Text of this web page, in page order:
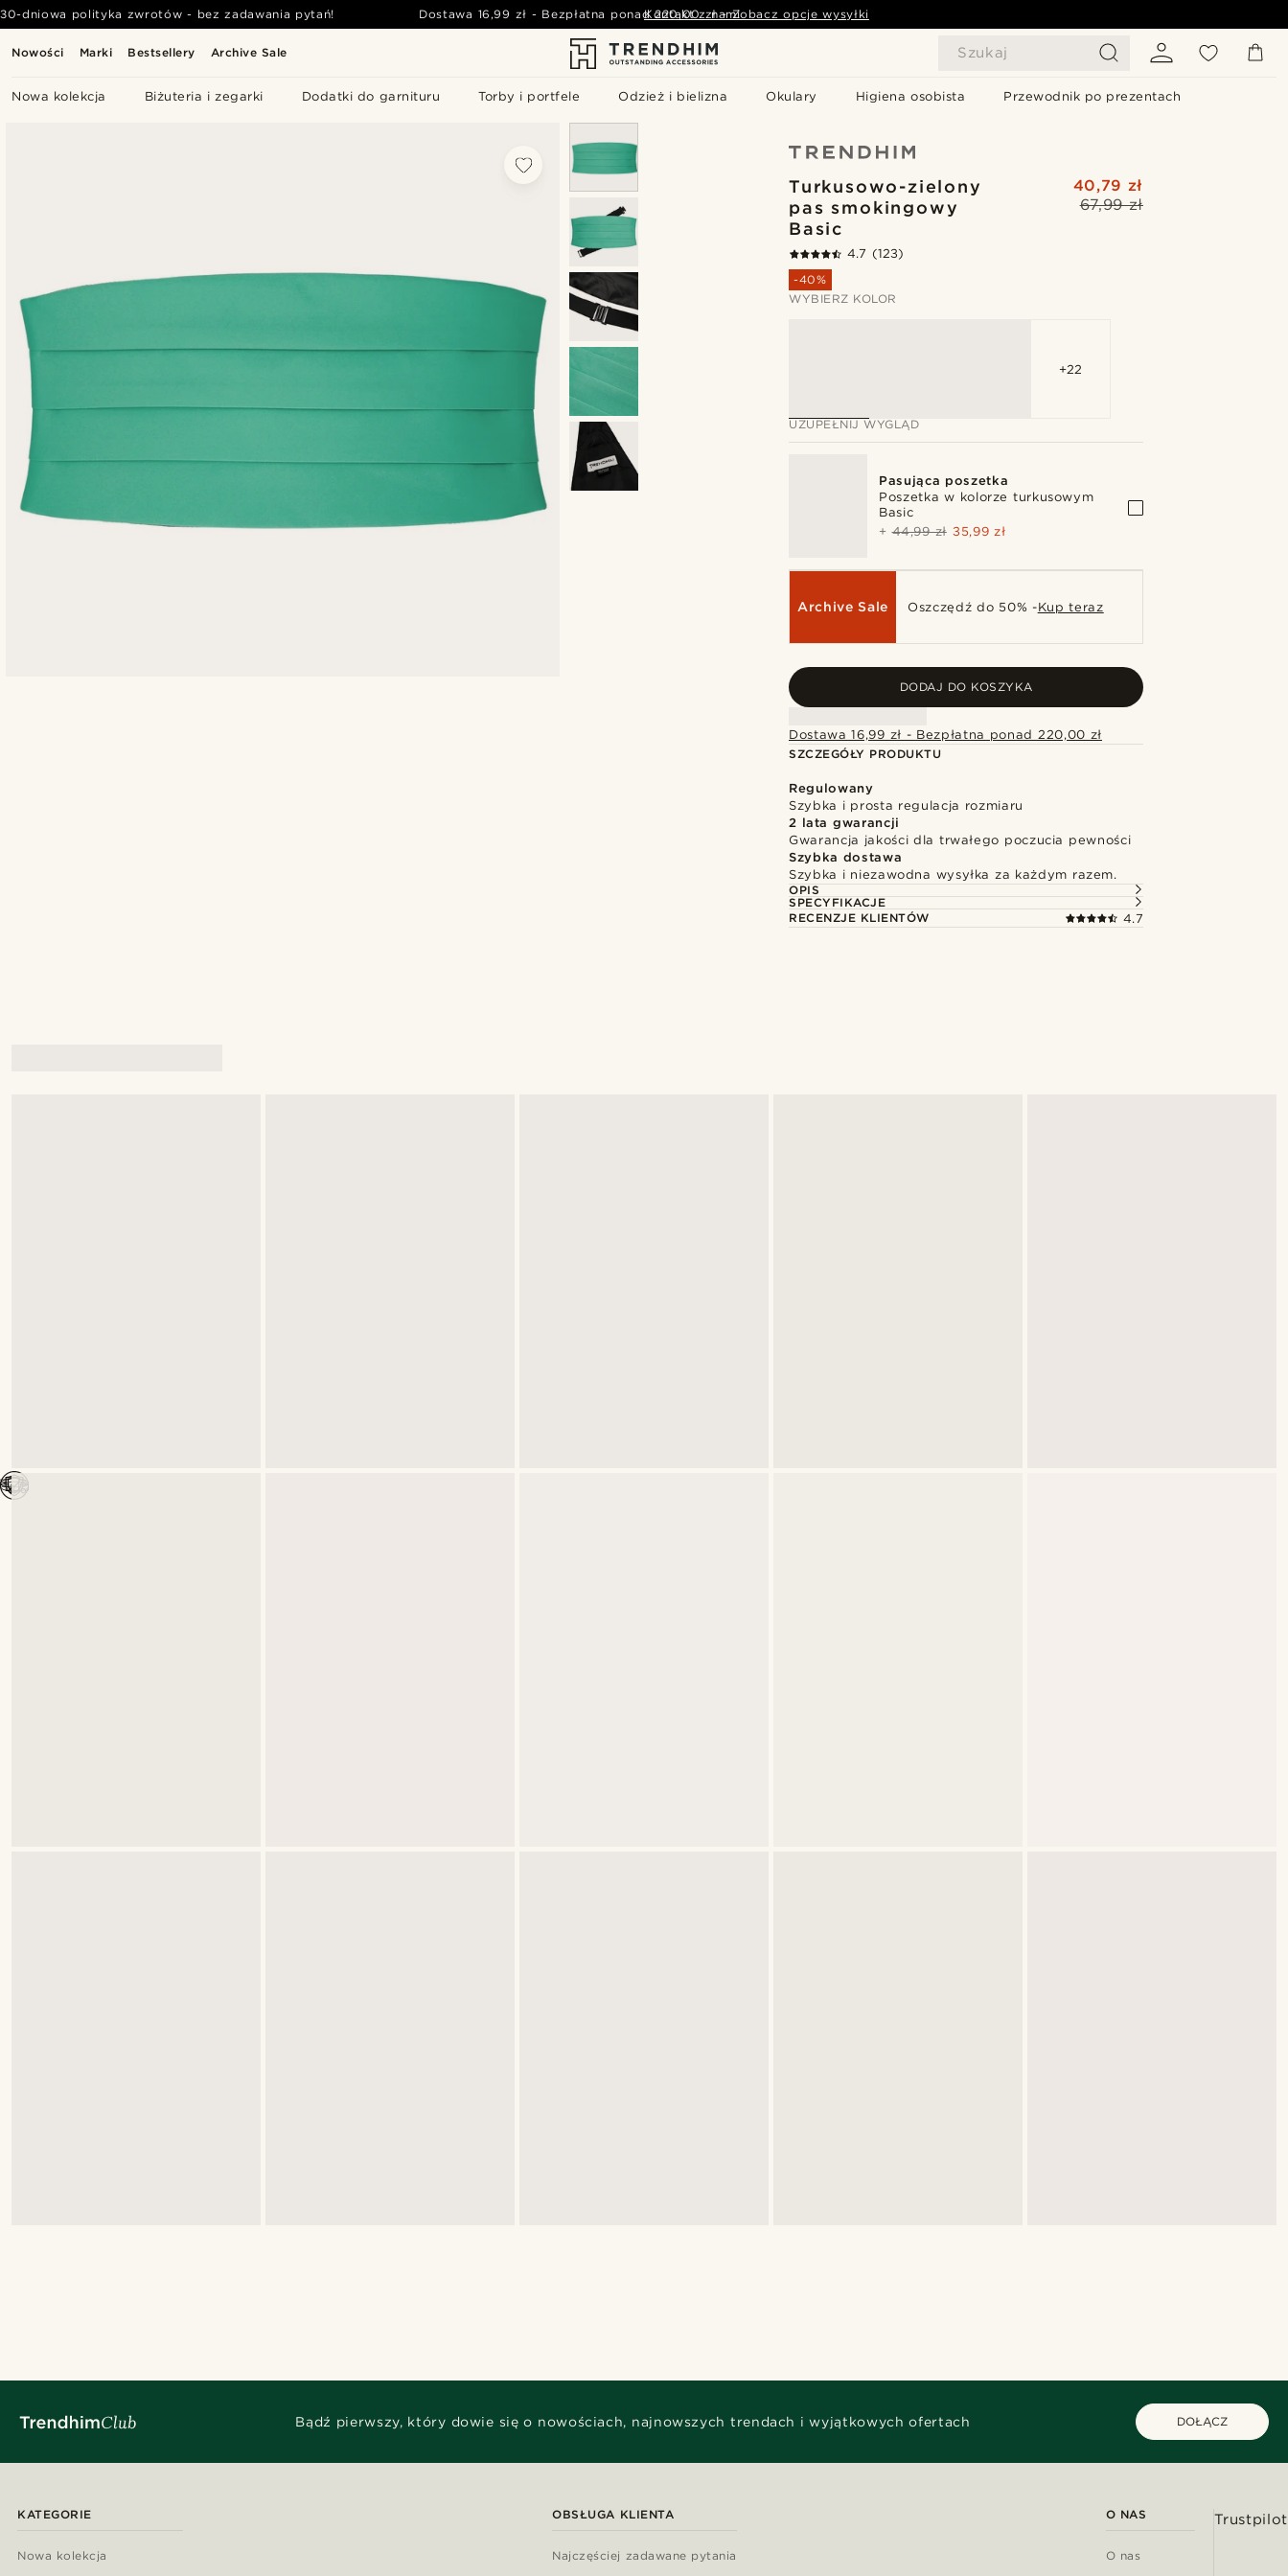
Nowości Marki Bestsellery Archive Sale Szukaj
Nowa kolekcja Biżuteria i zegarki Dodatki do garnituru Torby i portfele Odzież i bielizna Okulary Higiena osobista Przewodnik po prezentach
30-dniowa polityka zwrotów - bez zadawania pytań! Dostawa 16,99 zł - Bezpłatna ponad 220,00 zł - Zobacz opcje wysyłki
Kontakt z nami
Turkusowo-zielony
pas smokingowy
Basic
67,99 zł
40,79 zł
4.7 (123)
-40%
WYBIERZ KOLOR
+22
UZUPEŁNIJ WYGLĄD
Pasująca poszetka
Poszetka w kolorze turkusowym
Basic
+44,99 zł 35,99 zł
Archive Sale Oszczędź do 50% -Kup teraz
DODAJ DO KOSZYKA
Dostawa 16,99 zł - Bezpłatna ponad 220,00 zł
SZCZEGÓŁY PRODUKTU
Regulowany
Szybka i prosta regulacja rozmiaru
2 lata gwarancji
Gwarancja jakości dla trwałego poczucia pewności
Szybka dostawa
Szybka i niezawodna wysyłka za każdym razem.
OPIS
SPECYFIKACJE
RECENZJE KLIENTÓW
4.7
Bądź pierwszy, który dowie się o nowościach, najnowszych trendach i wyjątkowych ofertach DOŁĄCZ
KATEGORIE
Nowa kolekcja
OBSŁUGA KLIENTA
Najczęściej zadawane pytania
O NAS
O nas
Trustpilot